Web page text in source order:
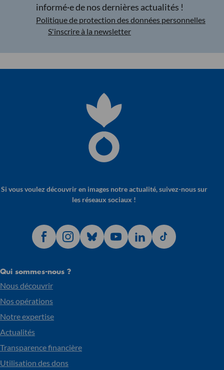
informé·e de nos dernières actualités !
Politique de protection des données personnelles
S'inscrire à la newsletter
Si vous voulez découvrir en images notre actualité, suivez-nous sur
les réseaux sociaux !
Qui sommes-nous ?
Nous découvrir
Nos opérations
Notre expertise
Actualités
Transparence financière
Utilisation des dons